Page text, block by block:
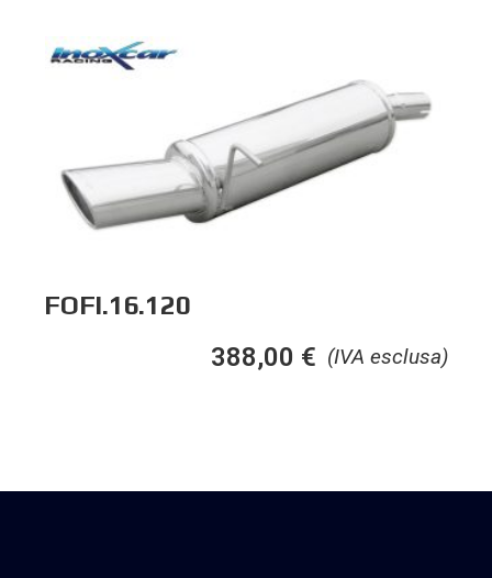
FOFI.16.120
(IVA esclusa)
388,00 €